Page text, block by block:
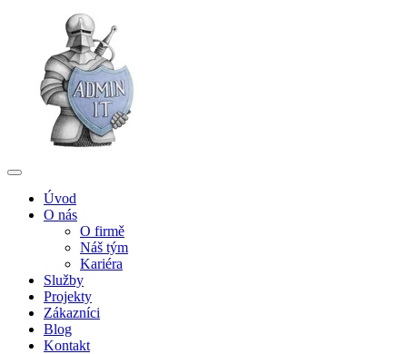
Úvod
O nás
O firmě
Náš tým
Kariéra
Služby
Projekty
Zákazníci
Blog
Kontakt